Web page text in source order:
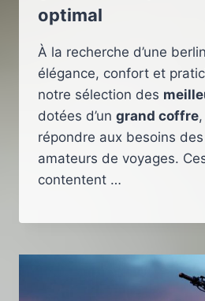
optimal
À la recherche d’une
élégance, confort et
notre sélection des
dotées d’un grand coffre
répondre aux besoins
amateurs de voyages.
contentent …